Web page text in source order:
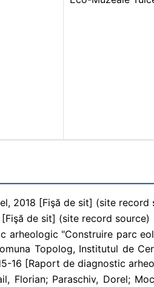
2018 [Fişă de sit] (site record
de sit] (site record source)
arheologic "Construire parc
Topolog, Institutul de
16 [Raport de diagnostic
Florian; Paraschiv, Dorel;